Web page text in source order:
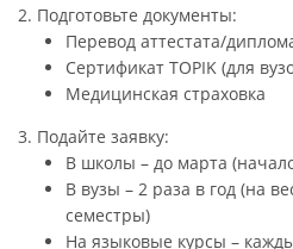
2. Подготовьте документы:
Перевод аттестата/
Сертификат TOPIK (для
Медицинская страховка
3. Подайте заявку:
В школы – до марта
В вузы – 2 раза в год (на
семестры)
На языковые курсы –